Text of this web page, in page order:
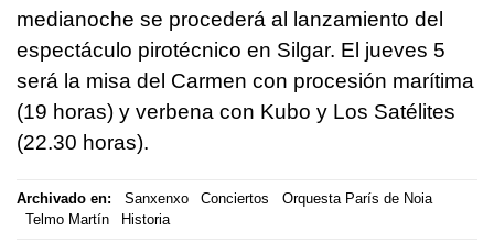
medianoche se procederá al lanzamiento del
espectáculo pirotécnico en Silgar. El jueves 5
será la misa del Carmen con procesión marítima
(19 horas) y verbena con Kubo y Los Satélites
(22.30 horas).
Archivado en: Sanxenxo Conciertos
Orquesta París de Noia
Telmo Martín
Historia